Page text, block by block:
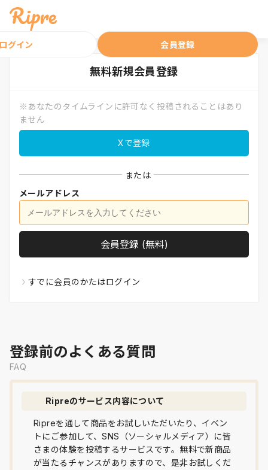
グイン 会員登録
無料新規会員登録
※あなたのタイムラインに許可なく投稿されることはあり
ません
Xで登録
または
メールアドレス
会員登録 (無料)
すでに会員のかたはログイン
登録前のよくある質問
FAQ
Ripreのサービス内容について
Ripreを通して商品をお試しいただいたり、イベン
トにご参加して、SNS（ソーシャルメディア）に皆
さまの体験を投稿するサービスです。無料で新商品
が当たるチャンスがありますので、是非お試しくだ